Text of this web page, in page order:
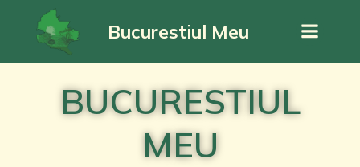
Bucurestiul Meu
BUCURESTIUL
MEU